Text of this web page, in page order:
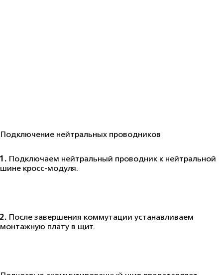
Подключение нейтральных проводников
1. Подключаем нейтральный проводник к нейтральной
шине кросс‑модуля.
2. После завершения коммутации устанавливаем
монтажную плату в щит.